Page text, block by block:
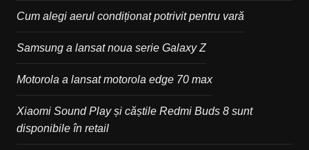
Cum alegi aerul condiționat potrivit pentru vară
Samsung a lansat noua serie Galaxy Z
Motorola a lansat motorola edge 70 max
Xiaomi Sound Play și căștile Redmi Buds 8 sunt
disponibile în retail